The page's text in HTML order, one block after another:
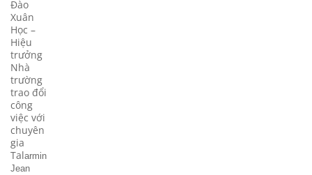
Đào
Xuân
Học –
Hiệu
trưởng
Nhà
trường
trao đổi
công
việc với
chuyên
gia
Talarmin
Jean